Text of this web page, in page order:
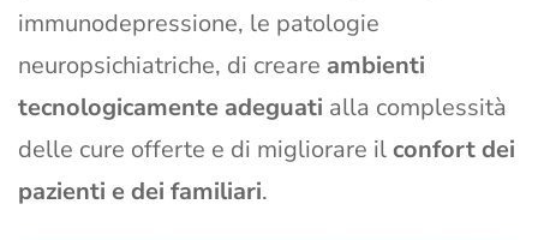
immunodepressione, le patologie
neuropsichiatriche, di creare ambienti
tecnologicamente adeguati alla complessità
delle cure offerte e di migliorare ilconfort dei
pazienti e dei familiari.